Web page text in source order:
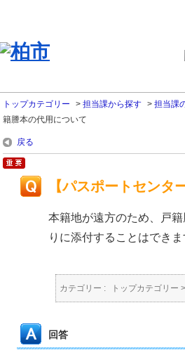
トップカテゴリー > 担当課から探す > 担当課
籍謄本の代用について
戻る
【パスポートセンタ
本籍地が遠方のため、戸
りに添付することはできま
カテゴリー : トップカテゴリー >
回答